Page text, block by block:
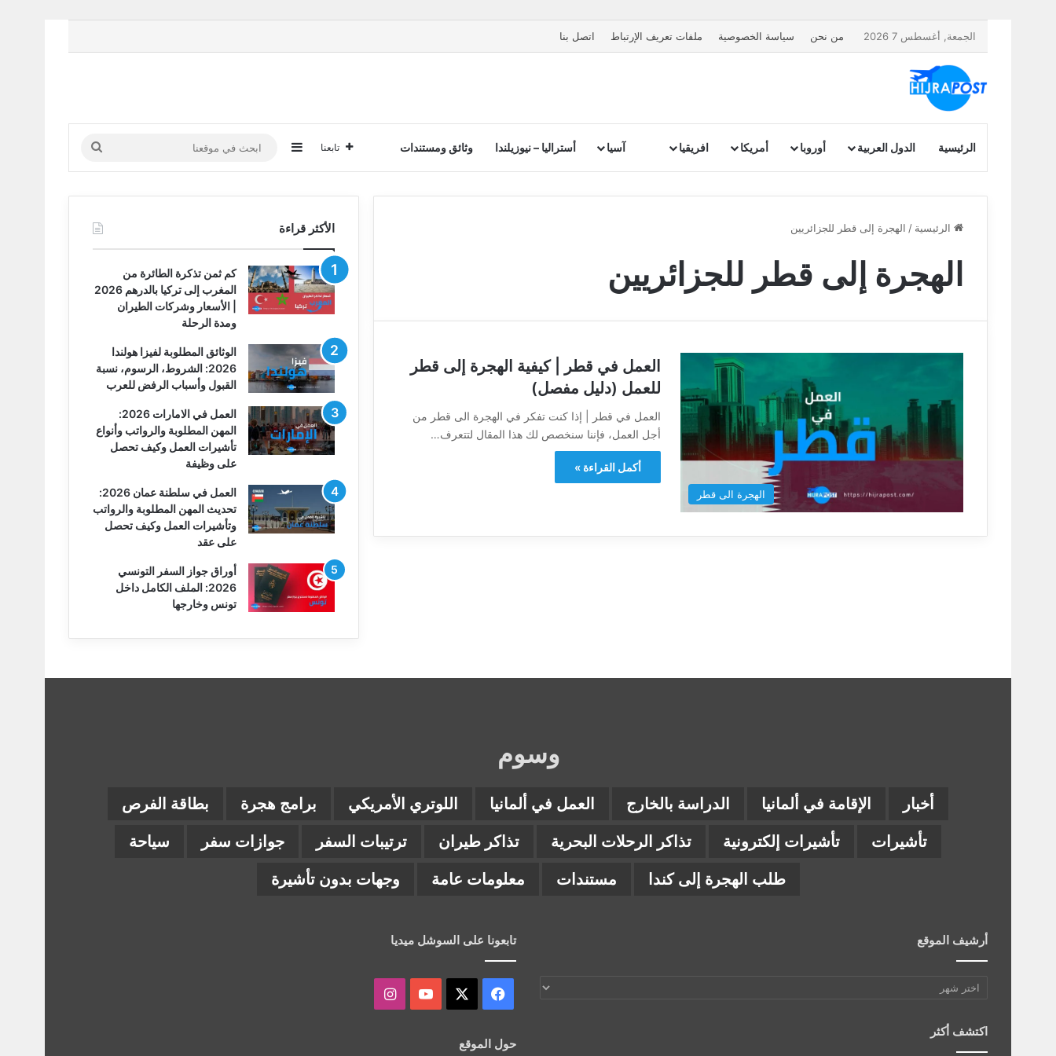
الجمعة, أغسطس 7 2026 من نحن سياسة الخصوصية ملفات تعريف الإرتباط اتصل بنا
الرئيسية الدول العربية أوروبا أمريكا افريقيا آسيا أستراليا – نيوزيلندا وثائق ومستندات تابعنا إضافة عمود جانبي
ابحث
في
الرئيسية / الهجرة إلى قطر للجزائريين
الهجرة إلى قطر للجزائريين
الهجرة الى قطر
العمل في قطر | كيفية الهجرة إلى قطر
للعمل (دليل مفصل)
العمل في قطر | إذا كنت تفكر في الهجرة الى قطر من
أجل العمل، فإننا سنخصص لك هذا المقال لتتعرف…
أكمل القراءة »
الأكثر قراءة
كم ثمن تذكرة الطائرة من
المغرب إلى تركيا بالدرهم 2026
| الأسعار وشركات الطيران
ومدة الرحلة
الوثائق المطلوبة لفيزا هولندا
2026: الشروط، الرسوم، نسبة
القبول وأسباب الرفض للعرب
العمل في الامارات 2026:
المهن المطلوبة والرواتب وأنواع
تأشيرات العمل وكيف تحصل
على وظيفة
العمل في سلطنة عمان 2026:
تحديث المهن المطلوبة والرواتب
وتأشيرات العمل وكيف تحصل
على عقد
أوراق جواز السفر التونسي
2026: الملف الكامل داخل
تونس وخارجها
وسوم
أخبار الإقامة في ألمانيا الدراسة بالخارج العمل في ألمانيا اللوتري الأمريكي برامج هجرة
بطاقة الفرص
تأشيرات
تأشيرات إلكترونية تذاكر الرحلات البحرية تذاكر طيران ترتيبات السفر جوازات سفر
سياحة
طلب الهجرة إلى كندا
مستندات معلومات عامة وجهات بدون تأشيرة
أرشيف الموقع
أرشيف
اكتشف أكثر
تابعونا على السوشل ميديا
فيسبوك ‫YouTubeانستقرام
حول الموقع